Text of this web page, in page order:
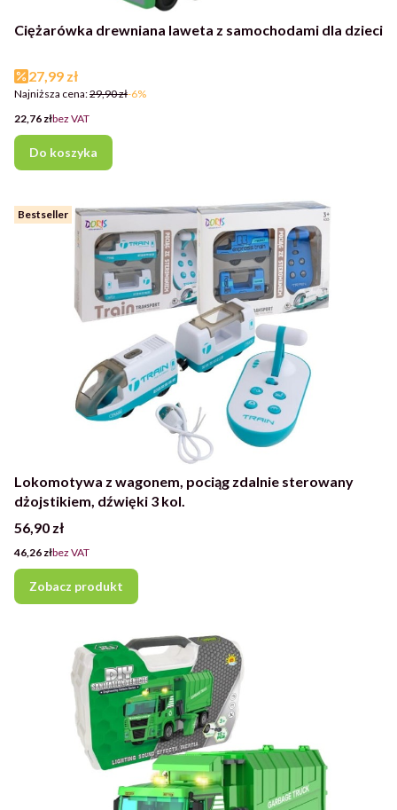
Ciężarówka drewniana laweta z samochodami dla dzieci
Cena promocyjna
27,99 zł
Najniższa cena:29,90 zł-6%
Cena
22,76 złbez VAT
Do koszyka
Bestseller
Lokomotywa z wagonem, pociąg zdalnie sterowany
dżojstikiem, dźwięki 3 kol.
Cena
56,90 zł
Cena
46,26 złbez VAT
Zobacz produkt